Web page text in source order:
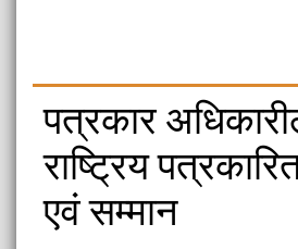
पत्रकार
राष्ट्रिय
एवं सम्मान